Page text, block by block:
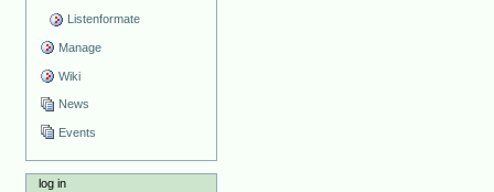
Listenformate
Manage
Wiki
News
Events
log in